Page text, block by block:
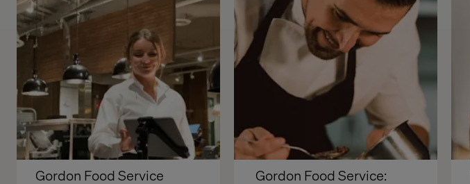
Gordon Food Service